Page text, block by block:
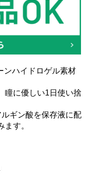
ンハイドロゲル素材
瞳に優しい1日使い捨
ギン酸を保存液に配
す。